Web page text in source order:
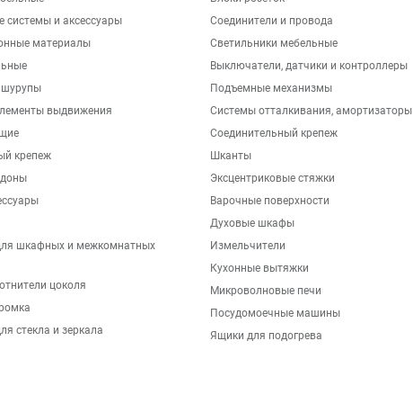
системы и аксессуары
материалы
выдвижения
крепеж
шкафных и межкомнатных
цоколя
стекла и зеркала
Соединители и провода
Светильники мебельные
Выключатели, датчики и контроллеры
Подъемные механизмы
Системы отталкивания, амортизаторы
Соединительный крепеж
Шканты
Эксцентриковые стяжки
Варочные поверхности
Духовые шкафы
Измельчители
Кухонные вытяжки
Микроволновые печи
Посудомоечные машины
Ящики для подогрева